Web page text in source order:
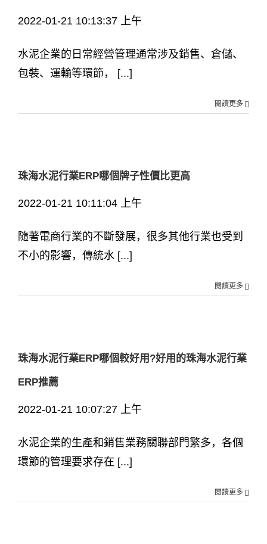
2022-01-21 10:13:37 上午
水泥企業的日常經營管理通常涉及銷售、倉儲、
包裝、運輸等環節， [...]
閱讀更多
珠海水泥行業ERP哪個牌子性價比更高
2022-01-21 10:11:04 上午
隨著電商行業的不斷發展，很多其他行業也受到
不小的影響，傳統水 [...]
閱讀更多
珠海水泥行業ERP哪個較好用?好用的珠海水泥行業
ERP推薦
2022-01-21 10:07:27 上午
水泥企業的生產和銷售業務關聯部門繁多，各個
環節的管理要求存在 [...]
閱讀更多